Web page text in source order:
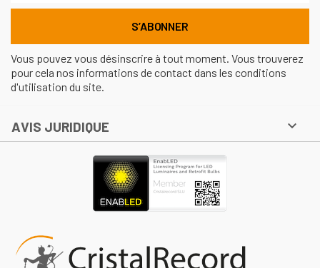
Vous pouvez vous désinscrire à tout moment. Vous trouverez
pour cela nos informations de contact dans les conditions
d'utilisation du site.
AVIS JURIDIQUE 